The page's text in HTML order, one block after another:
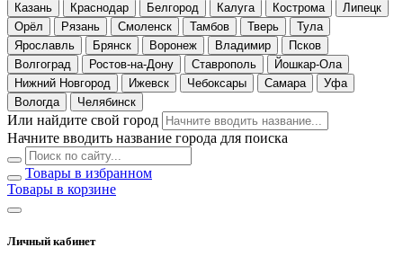
Казань
Краснодар Белгород Калуга Кострома
Липецк
Орёл
Рязань Смоленск Тамбов Тверь
Тула
Ярославль
Брянск Воронеж Владимир
Псков
Волгоград
Ростов-на-Дону Ставрополь
Йошкар-Ола
Нижний Новгород
Ижевск Чебоксары Самара
Уфа
Вологда
Челябинск
Или найдите свой город
Начните вводить название города для поиска
Товары в избранном
Товары в корзине
Личный кабинет